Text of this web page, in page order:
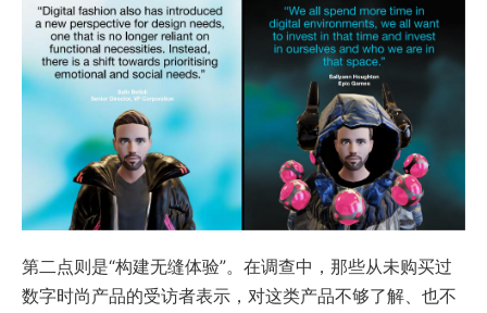
第二点则是“构建无缝体验”。在调查中，那些从未购买过
数字时尚产品的受访者表示，对这类产品不够了解、也不